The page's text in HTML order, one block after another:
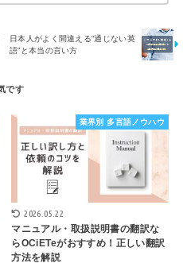
日本人がよく間違える“通じない英
語”と本当の言い方
業界別 多言語ノウハウ
2026.05.22
マニュアル・取扱説明書の翻訳な
らOCiETeがおすすめ！正しい翻訳
方法を解説